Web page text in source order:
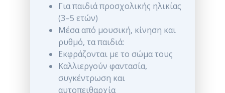
Για παιδιά προσχολικής ηλικίας
(3–5 ετών)
Μέσα από μουσική, κίνηση και
ρυθμό, τα παιδιά:
Εκφράζονται με το σώμα τους
Καλλιεργούν φαντασία,
συγκέντρωση και
αυτοπειθαρχία